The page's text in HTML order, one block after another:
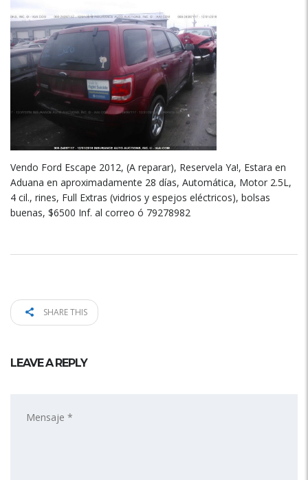
Vendo Ford Escape 2012, (A reparar), Reservela Ya!, Estara en
Aduana en aproximadamente 28 días, Automática, Motor 2.5L,
4 cil., rines, Full Extras (vidrios y espejos eléctricos), bolsas
buenas, $6500 Inf. al correo ó 79278982
SHARE THIS
LEAVE A REPLY